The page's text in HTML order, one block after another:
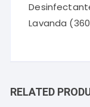
Lavanda
RELATED